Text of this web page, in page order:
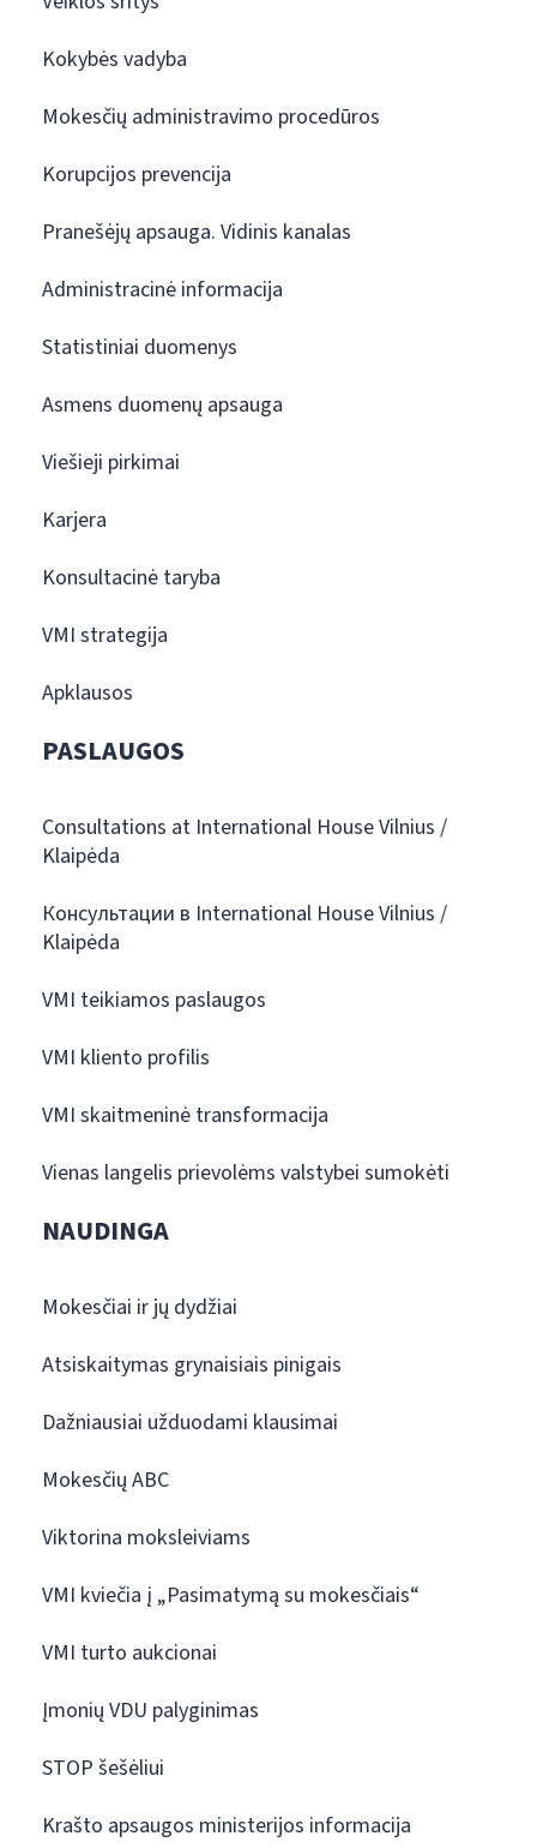
Kokybės vadyba
Mokesčių administravimo procedūros
Korupcijos prevencija
Pranešėjų apsauga. Vidinis kanalas
Administracinė informacija
Statistiniai duomenys
Asmens duomenų apsauga
Viešieji pirkimai
Karjera
Konsultacinė taryba
VMI strategija
Apklausos
PASLAUGOS
Consultations at International House Vilnius /
Klaipėda
Консультации в International House Vilnius /
Klaipėda
VMI teikiamos paslaugos
VMI kliento profilis
VMI skaitmeninė transformacija
Vienas langelis prievolėms valstybei sumokėti
NAUDINGA
Mokesčiai ir jų dydžiai
Atsiskaitymas grynaisiais pinigais
Dažniausiai užduodami klausimai
Mokesčių ABC
Viktorina moksleiviams
VMI kviečia į „Pasimatymą su mokesčiais“
VMI turto aukcionai
Įmonių VDU palyginimas
STOP šešėliui
Krašto apsaugos ministerijos informacija